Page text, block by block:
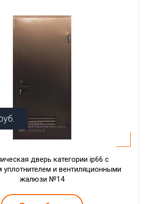
дверь категории ip66 с
и вентиляционными
жалюзи №14